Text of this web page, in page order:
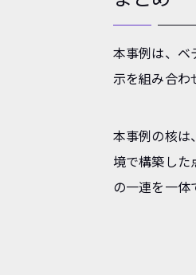
本事例は、ベ
示を組み合わ
本事例の核は
境で構築した
の一連を一体